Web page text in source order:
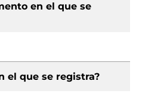
en el que se
el que se registra?